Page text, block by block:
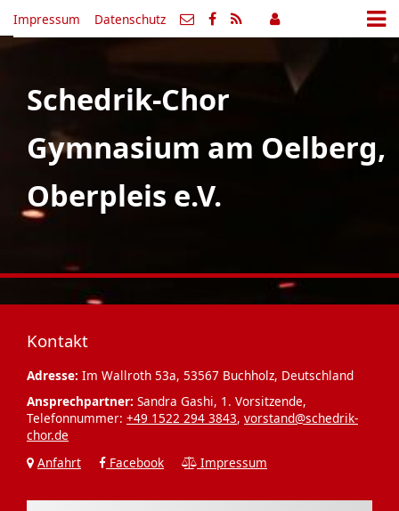
Impressum Datenschutz
Schedrik-Chor
Gymnasium am Oelberg,
Oberpleis e.V.
Kontakt
Adresse: Im Wallroth 53a, 53567 Buchholz, Deutschland
Ansprechpartner: Sandra Gashi, 1. Vorsitzende,
Telefonnummer: +49 1522 294 3843, vorstand@schedrik-
chor.de
Anfahrt
Facebook Impressum